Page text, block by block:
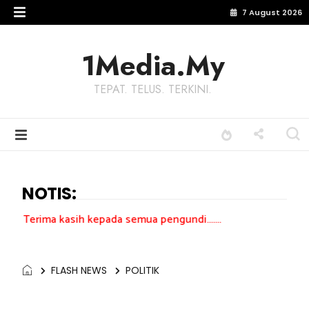
7 August 2026
1Media.My
TEPAT. TELUS. TERKINI.
NOTIS:
kepada semua pengundi.......
FLASH NEWS POLITIK